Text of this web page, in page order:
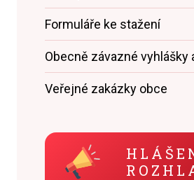
Formuláře ke stažení
Obecně závazné vyhlášky
Veřejné zakázky obce